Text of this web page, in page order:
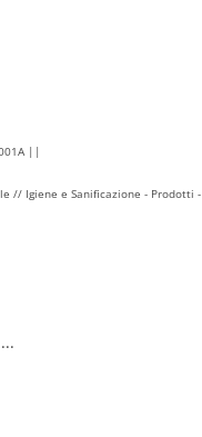
||
// Igiene e Sanificazione - Prodotti